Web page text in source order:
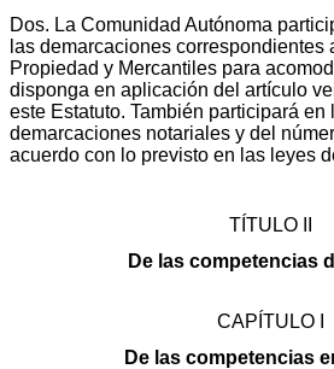
Dos. La Comunidad Autónoma
las demarcaciones correspondientes
Propiedad y Mercantiles para
disponga en aplicación del artículo
este Estatuto. También participará
demarcaciones notariales y del
acuerdo con lo previsto en las leyes
TÍTULO II
De las competencias
CAPÍTULO I
De las competencias